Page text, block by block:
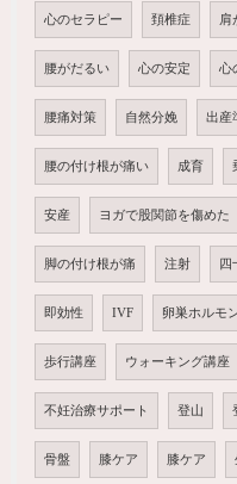
心のセラピー 頚椎症 肩
腰がだるい 心の安定 心
腰痛対策 自然分娩 出産
腰の付け根が痛い 成育
安産 ヨガで股関節を傷めた
脚の付け根が痛 注射 四
即効性 IVF 卵巣ホルモ
歩行講座 ウォーキング講座
不妊治療サポート 登山
骨盤 膝ケア 膝ケア